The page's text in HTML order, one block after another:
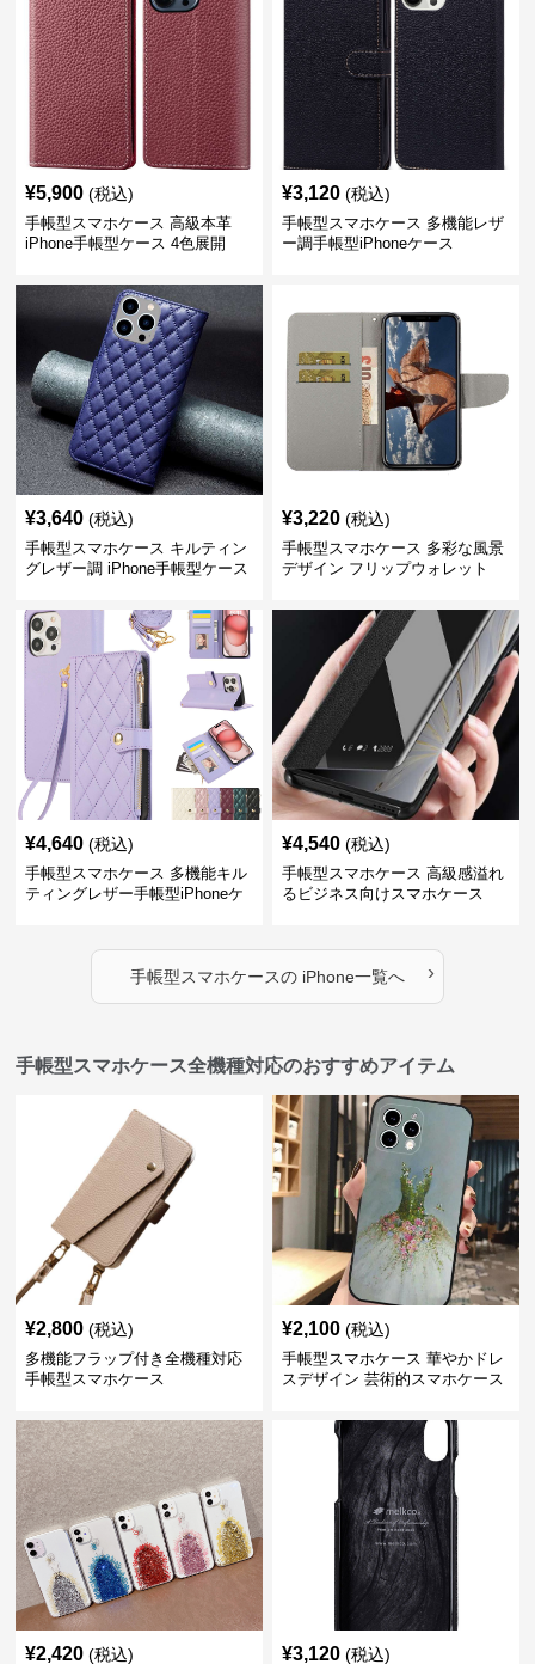
¥5,900 (税込)
手帳型スマホケース 高級本革
iPhone手帳型ケース 4色展開
¥3,120 (税込)
手帳型スマホケース 多機能レザ
ー調手帳型iPhoneケース
¥3,640 (税込)
手帳型スマホケース キルティン
グレザー調 iPhone手帳型ケース
¥3,220 (税込)
手帳型スマホケース 多彩な風景
デザイン フリップウォレット
¥4,640 (税込)
手帳型スマホケース 多機能キル
ティングレザー手帳型iPhoneケ
¥4,540 (税込)
手帳型スマホケース 高級感溢れ
るビジネス向けスマホケース
手帳型スマホケースのiPhone一覧へ ›
手帳型スマホケース全機種対応のおすすめアイテム
¥2,800 (税込)
多機能フラップ付き全機種対応
手帳型スマホケース
¥2,100 (税込)
手帳型スマホケース 華やかドレ
スデザイン 芸術的スマホケース
¥2,420 (税込) ¥3,120 (税込)